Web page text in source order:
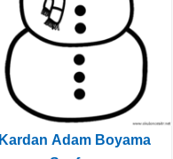
Kardan Adam Boyama